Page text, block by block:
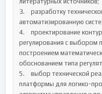
3.	разработку технического задания на
автоматизированную
4.	проектирование контура автоматического
регулирования с выбором
построением
обоснованием типа
5.	выбор технической реализации и программной
платформы для логико-